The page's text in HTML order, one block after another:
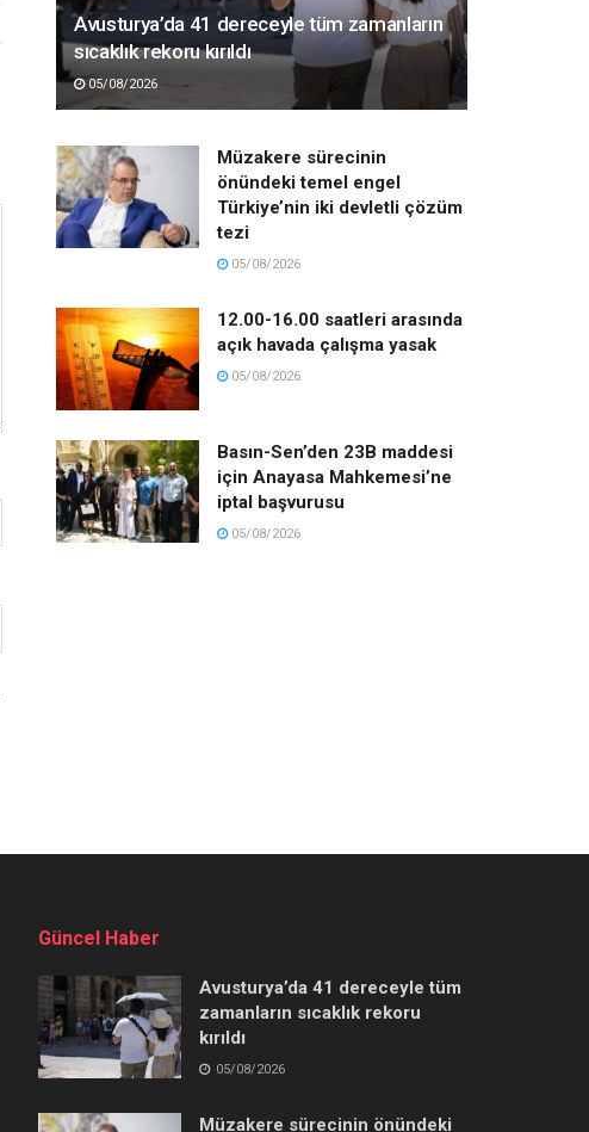
Avusturya’da 41 dereceyle tüm zamanların
sıcaklık rekoru kırıldı
05/08/2026
Müzakere sürecinin
önündeki temel engel
Türkiye’nin iki devletli çözüm
tezi
05/08/2026
12.00-16.00 saatleri arasında
açık havada çalışma yasak
05/08/2026
Basın-Sen’den 23B maddesi
için Anayasa Mahkemesi’ne
iptal başvurusu
05/08/2026
Güncel Haber
Avusturya’da 41 dereceyle tüm
zamanların sıcaklık rekoru
kırıldı
05/08/2026
Müzakere sürecinin önündeki